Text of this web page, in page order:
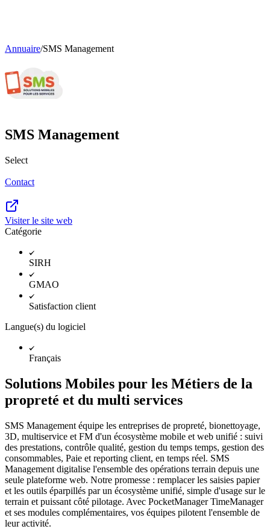
Annuaire/SMS Management
SMS Management
Select
Contact
Visiter le site web
Catégorie
SIRH
GMAO
Satisfaction client
Langue(s) du logiciel
Français
Solutions Mobiles pour les Métiers de la
propreté et du multi services
SMS Management équipe les entreprises de propreté, bionettoyage,
3D, multiservice et FM d'un écosystème mobile et web unifié : suivi
des prestations, contrôle qualité, gestion du temps temps, gestion des
consommables, Paie et reporting client, en temps réel. SMS
Management digitalise l'ensemble des opérations terrain depuis une
seule plateforme web. Notre promesse : remplacer les saisies papier
et les outils éparpillés par un écosystème unifié, simple d'usage sur le
terrain et puissant côté pilotage. Avec PocketManager TimeManager
et ses modules complémentaires, vos équipes pilotent l'ensemble de
leur activité.